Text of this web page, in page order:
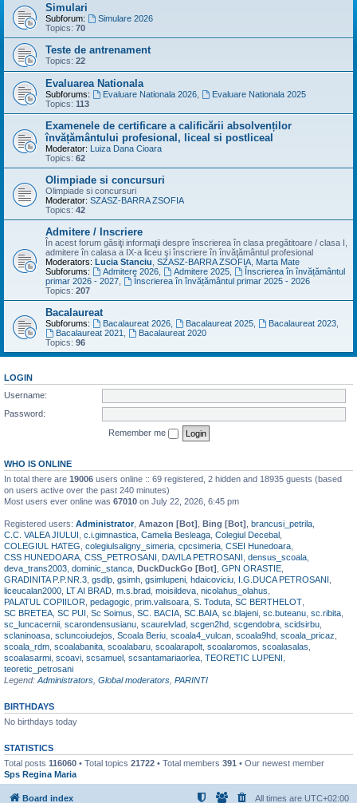
Simulari
Subforum:
Simulare 2026
Topics: 70
Teste de antrenament
Topics: 22
Evaluarea Nationala
Subforums: Evaluare Nationala 2026,
Evaluare Nationala 2025
Topics: 113
Examenele de certificare a calificării absolvenților
învățământului profesional, liceal si postliceal
Moderator: Luiza Dana Cioara
Topics: 62
Olimpiade si concursuri
Olimpiade si concursuri
Moderator: SZASZ-BARRA ZSOFIA
Topics: 42
Admitere / Inscriere
În acest forum găsiţi informaţii despre înscrierea în clasa pregătitoare / clasa I,
admitere în calasa a IX-a liceu şi înscriere în învăţământul profesional
Moderators: Lucia Stanciu SZASZ-BARRA ZSOFIA Marta Mate
Subforums:
Admitere 2026, Admitere 2025,
Înscrierea în învățământul
primar 2026 - 2027
Înscrierea în învățământul primar 2025 - 2026
Topics: 207
Bacalaureat
Subforums: Bacalaureat 2026, Bacalaureat 2025, Bacalaureat 2023,
Bacalaureat 2021
Bacalaureat 2020
Topics: 96
LOGIN
Username:
Password:
Remember me
WHO IS ONLINE
In total there are 19006 users online :: 69 registered, 2 hidden and 18935 guests (based
on users active over the past 240 minutes)
Most users ever online was 67010 on July 22, 2026, 6:45 pm
Registered users: Administrator, Amazon [Bot] Bing [Bot] brancusi_petrila
C.C. VALEA JIULUI c.i.gimnastica Camelia Besleaga Colegiul Decebal
COLEGIUL HATEG colegiulsaligny_simeria cpcsimeria CSEI Hunedoara
CSS HUNEDOARA CSS_PETROSANI DAVILA PETROSANI densus_scoala
deva_trans2003 dominic_stanca DuckDuckGo [Bot] GPN ORASTIE
GRADINITA P.P.NR.3 gsdlp gsimh gsimlupeni hdaicoviciu I.G.DUCA PETROSANI
liceucalan2000 LT AI BRAD m.s.brad moisildeva nicolahus_olahus
PALATUL COPIILOR pedagogic prim.valisoara S. Toduta SC BERTHELOT
SC BRETEA SC PUI Sc Soimus SC. BACIA SC.BAIA sc.blajeni sc.buteanu sc.ribita
sc_luncacernii scarondensusianu scaurelvlad scgen2hd scgendobra scidsirbu
sclaninoasa scluncoiudejos Scoala Beriu scoala4_vulcan scoala9hd scoala_pricaz
scoala_rdm scoalabanita scoalabaru scoalarapolt scoalaromos scoalasalas
scoalasarmi scoavi scsamuel scsantamariaorlea TEORETIC LUPENI
teoretic_petrosani
Legend: Administrators Global moderators PARINTI
BIRTHDAYS
No birthdays today
STATISTICS
Total posts 116060 • Total topics 21722 • Total members 391 • Our newest member
Sps Regina Maria
Board index All times are UTC+02:00